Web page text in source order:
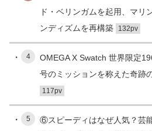
ド・ベリンガムを起用、マリ
ンディズムを再構築
132pv
4
OMEGA X Swatch 世界限定
号のミッションを称えた奇跡
117pv
5
⑥スピーディはなぜ人気？芸